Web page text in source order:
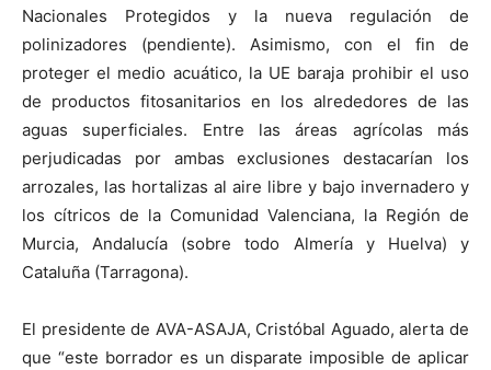
Nacionales Protegidos y la nueva regulación de
polinizadores (pendiente). Asimismo, con el fin de
proteger el medio acuático, la UE baraja prohibir el uso
de productos fitosanitarios en los alrededores de las
aguas superficiales. Entre las áreas agrícolas más
perjudicadas por ambas exclusiones destacarían los
arrozales, las hortalizas al aire libre y bajo invernadero y
los cítricos de la Comunidad Valenciana, la Región de
Murcia, Andalucía (sobre todo Almería y Huelva) y
Cataluña (Tarragona).
El presidente de AVA-ASAJA, Cristóbal Aguado, alerta de
que “este borrador es un disparate imposible de aplicar